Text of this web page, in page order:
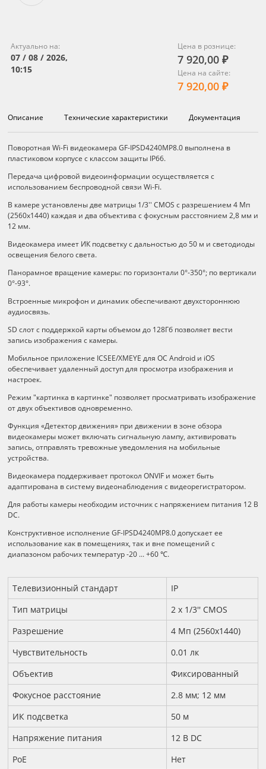
Актуально на:
07 / 08 / 2026,
10:15
Цена в рознице:
7 920,00 ₽
Цена на сайте:
7 920,00 ₽
Описание Технические характеристики Документация
Описание
Поворотная Wi-Fi видеокамера GF-IPSD4240MP8.0 выполнена в
пластиковом корпусе с классом защиты IP66.
Передача цифровой видеоинформации осуществляется с
использованием беспроводной связи Wi-Fi.
В камере установлены две матрицы 1/3'' CMOS с разрешением 4 Мп
(2560х1440) каждая и два объектива с фокусным расстоянием 2,8 мм и
12 мм.
Видеокамера имеет ИК подсветку с дальностью до 50 м и светодиоды
освещения белого света.
Панорамное вращение камеры: по горизонтали 0°-350°; по вертикали
0°-93°.
Встроенные микрофон и динамик обеспечивают двухстороннюю
аудиосвязь.
SD слот с поддержкой карты объемом до 128Гб позволяет вести
запись изображения с камеры.
Мобильное приложение ICSEE/XMEYE для ОС Android и iOS
обеспечивает удаленный доступ для просмотра изображения и
настроек.
Режим "картинка в картинке" позволяет просматривать изображение
от двух объективов одновременно.
Функция «Детектор движения» при движении в зоне обзора
видеокамеры может включать сигнальную лампу, активировать
запись, отправлять тревожные уведомления на мобильные
устройства.
Видеокамера поддерживает протокол ONVIF и может быть
адаптирована в систему видеонаблюдения с видеорегистратором.
Для работы камеры необходим источник с напряжением питания 12 B
DC.
Конструктивное исполнение GF-IPSD4240MP8.0 допускает ее
использование как в помещениях, так и вне помещений с
диапазоном рабочих температур -20 ... +60 ℃.
Технические характеристики
Телевизионный стандарт
IP
Тип матрицы
2 х 1/3'' CMOS
Разрешение
4 Мп (2560х1440)
Чувствительность
0.01 лк
Объектив
Фиксированный
Фокусное расстояние
2.8 мм; 12 мм
ИК подсветка
50 м
Напряжение питания
12 B DC
PoE
Нет